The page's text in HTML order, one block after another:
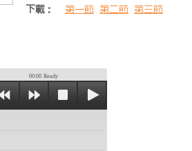
下載： 第一節 第二節 第三節
00:00 Ready